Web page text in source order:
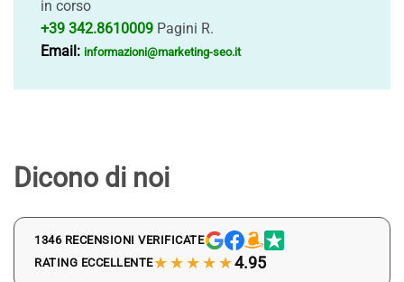
in corso
+39 342.8610009 Pagini R.
Email: informazioni@marketing-seo.it
Dicono di noi
1346 RECENSIONI VERIFICATE
RATING ECCELLENTE★★★★★4.95